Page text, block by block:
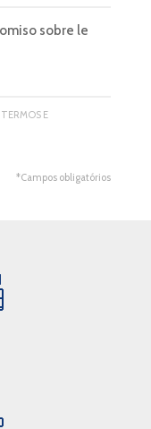
E
*Campos obligatórios